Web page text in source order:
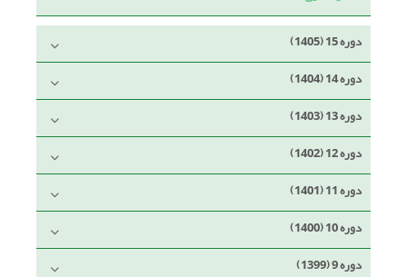
دوره 15 (1405)
دوره 14 (1404)
دوره 13 (1403)
دوره 12 (1402)
دوره 11 (1401)
دوره 10 (1400)
دوره 9 (1399)